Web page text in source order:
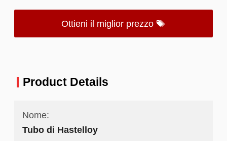
Ottieni il miglior prezzo
Product Details
Nome:
Tubo di Hastelloy